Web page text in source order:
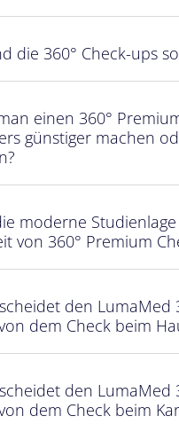
die 360° Check-ups
einen 360°
günstiger machen
moderne
von 360° Premium
den LumaMed
dem Check beim
den LumaMed
dem Check beim